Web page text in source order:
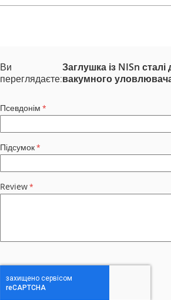
Ви
переглядаєте:
Заглушка із NISn
вакумного
Псевдонім
Підсумок
Review